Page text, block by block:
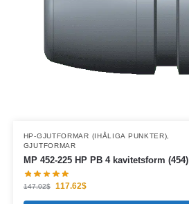
HP-GJUTFORMAR (IHÅLIGA PUNKTER)
GJUTFORMAR
MP 452-225 HP PB 4 kavitetsform (454)
147.02$ 117.62$